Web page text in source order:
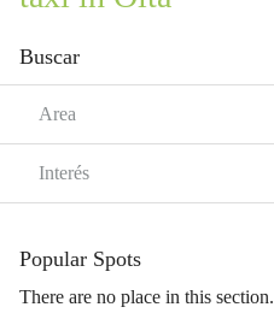
Buscar
Area
Interés
Popular Spots
There are no place in this section.